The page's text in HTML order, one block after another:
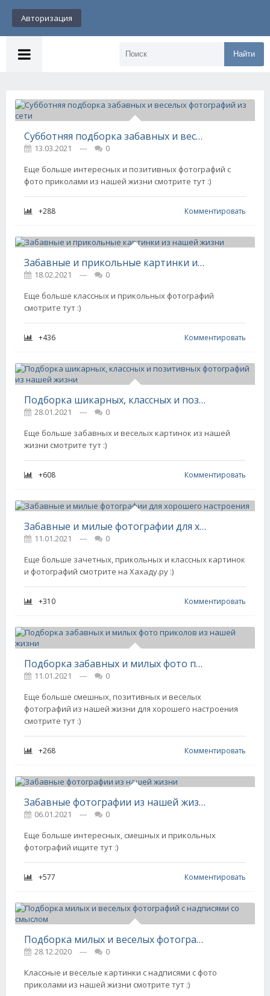
Авторизация
Найти
Субботняя подборка забавных и веселых фотографий из сети
13.03.2021 ---
0
Еще больше интересных и позитивных фотографий с
фото приколами из нашей жизни смотрите тут :)
+288 Комментировать
Забавные и прикольные картинки из нашей жизни
18.02.2021 ---
0
Еще больше классных и прикольных фотографий
смотрите тут :)
+436 Комментировать
Подборка шикарных, классных и позитивных фотографий из нашей жизни
28.01.2021 ---
0
Еще больше забавных и веселых картинок из нашей
жизни смотрите тут :)
+608 Комментировать
Забавные и милые фотографии для хорошего настроения
11.01.2021 ---
0
Еще больше зачетных, прикольных и классных картинок
и фотографий смотрите на Хахаду.ру :)
+310 Комментировать
Подборка забавных и милых фото приколов из нашей жизни
11.01.2021 ---
0
Еще больше смешных, позитивных и веселых
фотографий из нашей жизни для хорошего настроения
смотрите тут :)
+268 Комментировать
Забавные фотографии из нашей жизни
06.01.2021 ---
0
Еще больше интересных, смешных и прикольных
фотографий ищите тут :)
+577 Комментировать
Подборка милых и веселых фотографий с надписями со смыслом
28.12.2020 ---
0
Классные и веселые картинки с надписями с фото
приколами из нашей жизни смотрите тут :)